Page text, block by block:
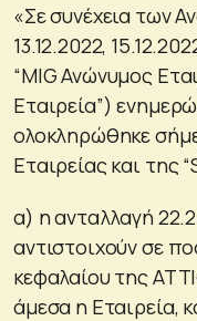
«Σε συνέχεια των
13.12.2022,
“MIG Ανώνυμος
Εταιρεία”)
ολοκληρώθηκε
Εταιρείας και της
α) η ανταλλαγή
αντιστοιχούν σε
κεφαλαίου της
άμεσα η Εταιρεία,